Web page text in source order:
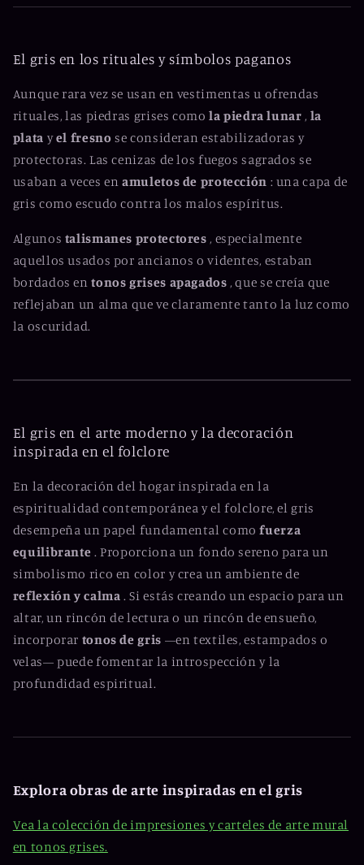
El gris en los rituales y símbolos paganos
Aunque rara vez se usan en vestimentas u ofrendas
rituales, las piedras grises comola piedra lunar , la
plata yel fresno se consideran estabilizadoras y
protectoras. Las cenizas de los fuegos sagrados se
usaban a veces enamuletos de protección : una capa de
gris como escudo contra los malos espíritus.
Algunos talismanes protectores , especialmente
aquellos usados por ancianos o videntes, estaban
bordados entonos grises apagados , que se creía que
reflejaban un alma que ve claramente tanto la luz como
la oscuridad.
El gris en el arte moderno y la decoración
inspirada en el folclore
En la decoración del hogar inspirada en la
espiritualidad contemporánea y el folclore, el gris
desempeña un papel fundamental comofuerza
equilibrante . Proporciona un fondo sereno para un
simbolismo rico en color y crea un ambiente de
reflexión y calma . Si estás creando un espacio para un
altar, un rincón de lectura o un rincón de ensueño,
incorporar tonos de gris —en textiles, estampados o
velas— puede fomentar la introspección y la
profundidad espiritual.
Explora obras de arte inspiradas en el gris
Vea la colección de impresiones y carteles de arte mural
en tonos grises.